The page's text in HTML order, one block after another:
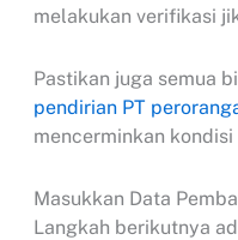
melakukan verifikasi
Pastikan juga semua
pendirian PT
mencerminkan
Masukkan Data
Langkah berikutnya